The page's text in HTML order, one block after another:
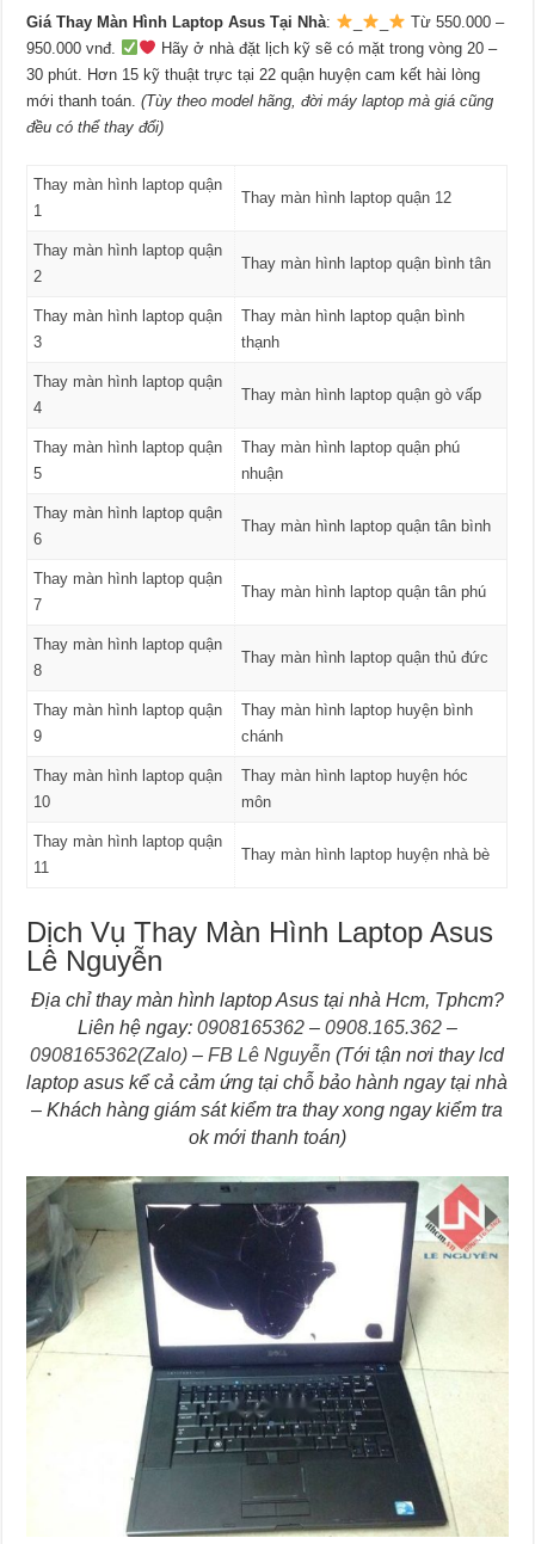
Giá Thay Màn Hình Laptop Asus Tại Nhà:
Từ 550.000 –
950.000 vnđ.
Hãy ở nhà đặt lịch kỹ sẽ có mặt trong vòng 20 –
30 phút. Hơn 15 kỹ thuật trực tại 22 quận huyện cam kết hài lòng
mới thanh toán. (Tùy theo model hãng, đời máy laptop mà giá cũng
đều có thể thay đổi)
Thay màn hình laptop quận
1
Thay màn hình laptop quận 12
Thay màn hình laptop quận
2
Thay màn hình laptop quận bình tân
Thay màn hình laptop quận
3
Thay màn hình laptop quận bình
thạnh
Thay màn hình laptop quận
4
Thay màn hình laptop quận gò vấp
Thay màn hình laptop quận
5
Thay màn hình laptop quận phú
nhuận
Thay màn hình laptop quận
6
Thay màn hình laptop quận tân bình
Thay màn hình laptop quận
7
Thay màn hình laptop quận tân phú
Thay màn hình laptop quận
8
Thay màn hình laptop quận thủ đức
Thay màn hình laptop quận
9
Thay màn hình laptop huyện bình
chánh
Thay màn hình laptop quận
10
Thay màn hình laptop huyện hóc
môn
Thay màn hình laptop quận
11
Thay màn hình laptop huyện nhà bè
Dịch Vụ Thay Màn Hình Laptop Asus
Lê Nguyễn
Địa chỉ thay màn hình laptop Asus tại nhà Hcm, Tphcm?
Liên hệ ngay: 0908165362– 0908.165.362–
0908165362(Zalo) –FB Lê Nguyễn (Tới tận nơi thay lcd
laptop asus kể cả cảm ứng tại chỗ bảo hành ngay tại nhà
– Khách hàng giám sát kiểm tra thay xong ngay kiểm tra
ok mới thanh toán)